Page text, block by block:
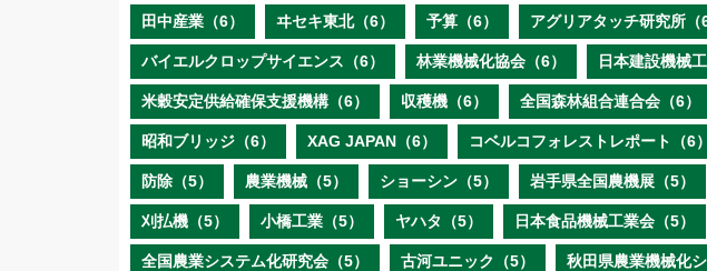
田中産業（6） ヰセキ東北（6） 予算（6） アグリアタッチ研究所（6
バイエルクロップサイエンス（6） 林業機械化協会（6） 日本建設機械工
米穀安定供給確保支援機構（6） 収穫機（6） 全国森林組合連合会（6）
昭和ブリッジ（6） XAG JAPAN（6） コベルコフォレストレポート（6）
防除（5） 農業機械（5） ショーシン（5） 岩手県全国農機展（5）
刈払機（5） 小橋工業（5） ヤハタ（5） 日本食品機械工業会（5）
全国農業システム化研究会（5） 古河ユニック（5） 秋田県農業機械化シ